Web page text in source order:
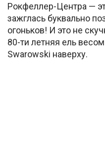
Рокфеллер-Центра —
зажглась буквально
огоньков! И это не
80-ти летняя ель
Swarowski наверху.